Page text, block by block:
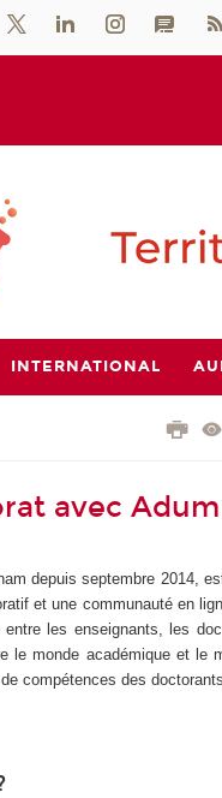
INTERNATIONAL
avec Adum
depuis septembre 2014,
et une communauté en
les enseignants, les
le monde académique et le
compétences des doctorants.